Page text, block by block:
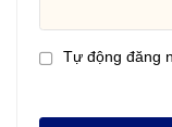
Tự động đăng